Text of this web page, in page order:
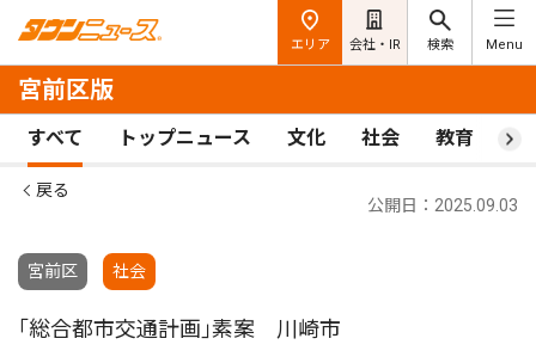
エリア 会社・IR 検索 Menu
宮前区版
すべて トップニュース 文化 社会 教育 ス
戻る
宮前区 社会
公開日：2025.09.03
｢総合都市交通計画｣素案 川崎市